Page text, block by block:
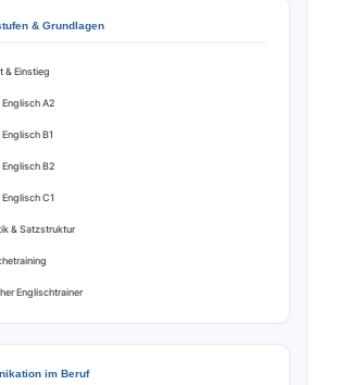
& Grundlagen
& Einstieg
A2
B1
B2
C1
& Satzstruktur
Englischtrainer
im Beruf